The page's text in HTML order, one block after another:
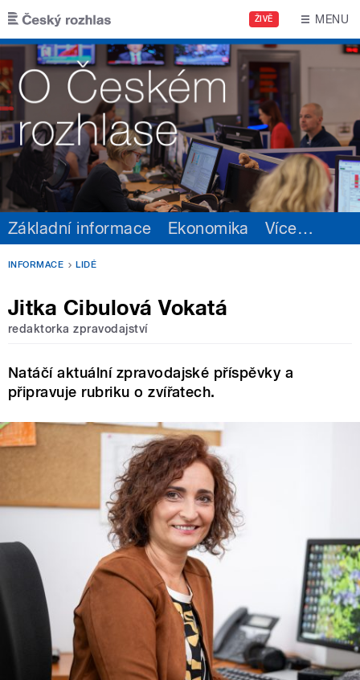
Přejít k hlavnímu obsahu
ŽIVĚ MENU
Základní informace Ekonomika Více…
INFORMACE LIDÉ
Jitka Cibulová Vokatá
redaktorka zpravodajství
Natáčí aktuální zpravodajské příspěvky a
připravuje rubriku o zvířatech.